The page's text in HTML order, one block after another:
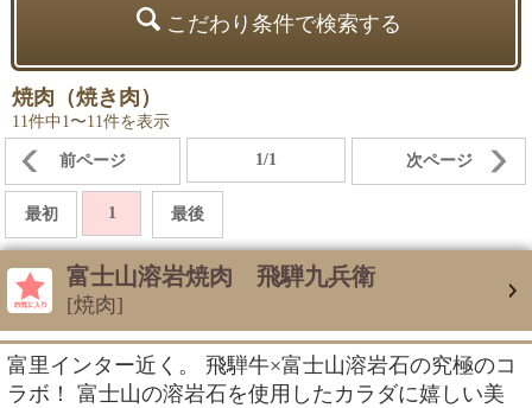
こだわり条件で検索する
焼肉（焼き肉）
11件中1〜11件を表示
前ページ 1/1 次ページ
最初 1 最後
富士山溶岩焼肉 飛騨九兵衛
[焼肉]
富里インター近く。 飛騨牛×富士山溶岩石の究極のコ
ラボ！ 富士山の溶岩石を使用したカラダに嬉しい美